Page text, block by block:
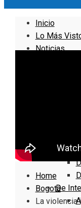
Inicio
Lo Más
Noticias
De
Home
Bogotá
La violencia